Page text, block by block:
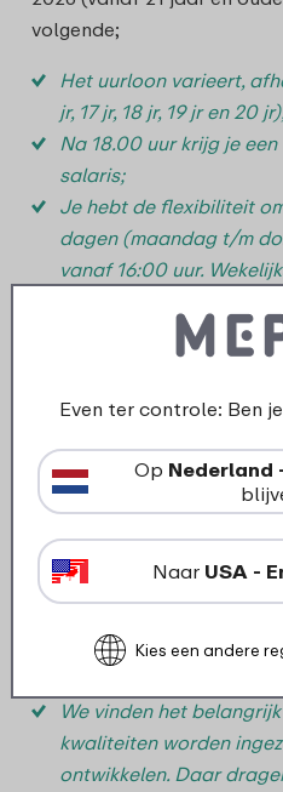
volgende;
Het uurloon varieert,
jr, 17 jr, 18 jr, 19 jr en 20
Na 18.00 uur krijg je
salaris;
Je hebt de flexibiliteit
dagen (maandag t/m
vanaf 16:00 uur.
In de vakantieperiode
Werken met een online
zelf geen uren bij hoeft
We bieden een
per kilometer (vanaf 10
45 kilometer enkele reis;
Je bouwt vakantiegeld
Je werkt in een schone
We vinden het
kwaliteiten worden
ontwikkelen. Daar
Even ter controle: Ben
Op Nederland
Naar USA -